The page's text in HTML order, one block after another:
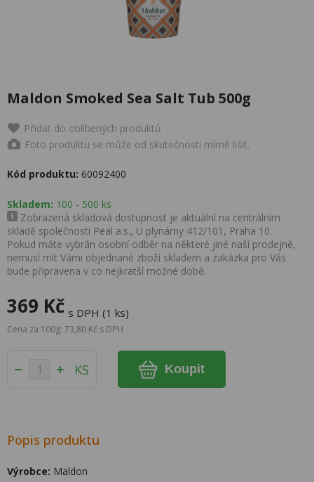
Maldon Smoked Sea Salt Tub 500g
Přidat do oblíbených produktů
Foto produktu se může od skutečnosti mírně lišit.
Kód produktu: 60092400
Skladem: 100 - 500 ks
Zobrazená skladová dostupnost je aktuální na centrálním
skladě společnosti Peal a.s., U plynárny 412/101, Praha 10.
Pokud máte vybrán osobní odběr na některé jiné naší prodejně,
nemusí mít Vámi objednané zboží skladem a zakázka pro Vás
bude připravena v co nejkratší možné době.
369 Kč s DPH (1 ks)
Cena za 100g: 73,80 Kč s DPH
KS Koupit
Popis produktu
Výrobce: Maldon